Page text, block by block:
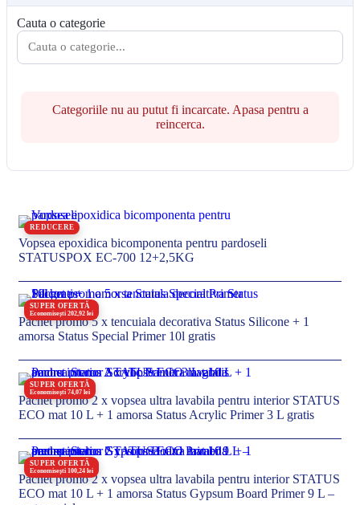
Cauta o categorie
Categoriile nu au putut fi incarcate. Apasa pentru a
reincerca.
REDUCERE
Vopsea epoxidica bicomponenta pentru pardoseli
STATUSPOX EC-700 12+2,5KG
SUPER OFERTĂ
Economisești 202,92 lei
Pachet promo 5 x tencuiala decorativa Status Silicone + 1
amorsa Status Special Primer 10l gratis
SUPER OFERTĂ
Economisești 74,07 lei
Pachet promo 2 x vopsea ultra lavabila pentru interior STATUS
ECO mat 10 L + 1 amorsa Status Acrylic Primer 3 L gratis
SUPER OFERTĂ
Economisești 100,24 lei
Pachet promo 2 x vopsea ultra lavabila pentru interior STATUS
ECO mat 10 L + 1 amorsa Status Gypsum Board Primer 9 L –